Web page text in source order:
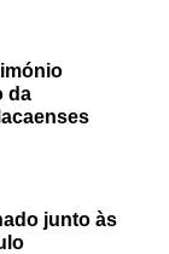
da
junto às